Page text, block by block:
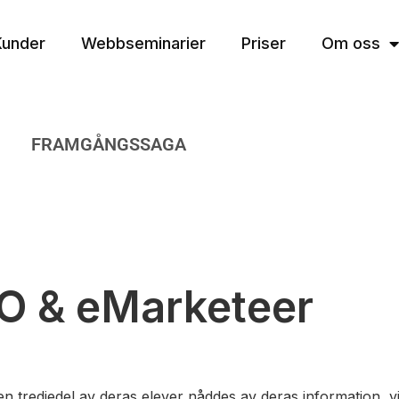
Webbseminarier Priser Om oss
FRAMGÅNGSSAGA
& eMarketeer